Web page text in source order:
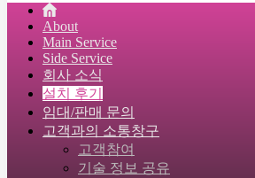
About
Main Service
Side Service
회사 소식
설치 후기
임대/판매 문의
고객과의 소통창구
고객참여
기술 정보 공유